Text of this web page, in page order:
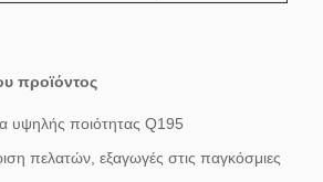
προϊόντος
υψηλής ποιότητας Q195
πελατών, εξαγωγές στις παγκόσμιες